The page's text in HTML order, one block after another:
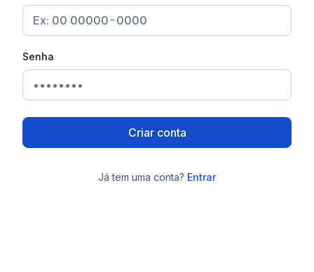
Senha
Criar conta
Já tem uma conta? Entrar